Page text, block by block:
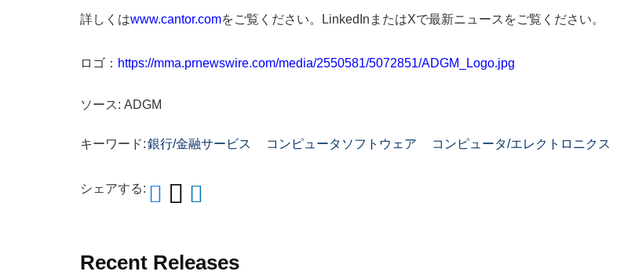
詳しくはwww.cantor.comをご覧ください。LinkedInまたはXで最新ニュースをご覧ください。
ロゴ： https://mma.prnewswire.com/media/2550581/5072851/ADGM_Logo.jpg
ソース: ADGM
キーワード:銀行/金融サービス コンピュータソフトウェア コンピュータ/エレクトロニクス
シェアする:
Recent Releases